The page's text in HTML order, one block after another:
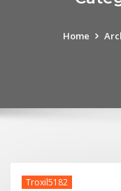
Home
Troxil5182